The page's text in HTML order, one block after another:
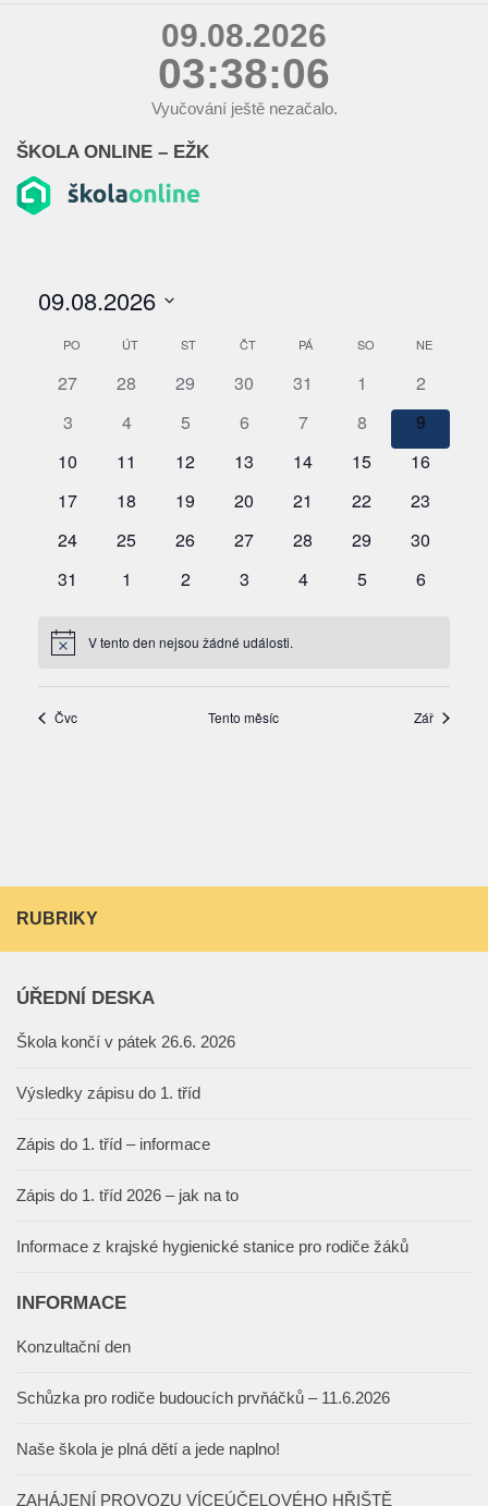
09.08.2026
03:38:07
Vyučování ještě nezačalo.
ŠKOLA ONLINE – EŽK
RUBRIKY
ÚŘEDNÍ DESKA
Škola končí v pátek 26.6. 2026
Výsledky zápisu do 1. tříd
Zápis do 1. tříd – informace
Zápis do 1. tříd 2026 – jak na to
Informace z krajské hygienické stanice pro rodiče žáků
INFORMACE
Konzultační den
Schůzka pro rodiče budoucích prvňáčků – 11.6.2026
Naše škola je plná dětí a jede naplno!
ZAHÁJENÍ PROVOZU VÍCEÚČELOVÉHO HŘIŠTĚ